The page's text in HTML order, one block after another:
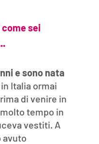
sei
e sono nata
Italia ormai
di venire in
tempo in
vestiti. A
avuto